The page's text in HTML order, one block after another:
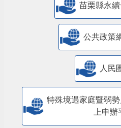
苗栗縣永
公共政策
人民
特殊境遇家庭暨弱
上申辦